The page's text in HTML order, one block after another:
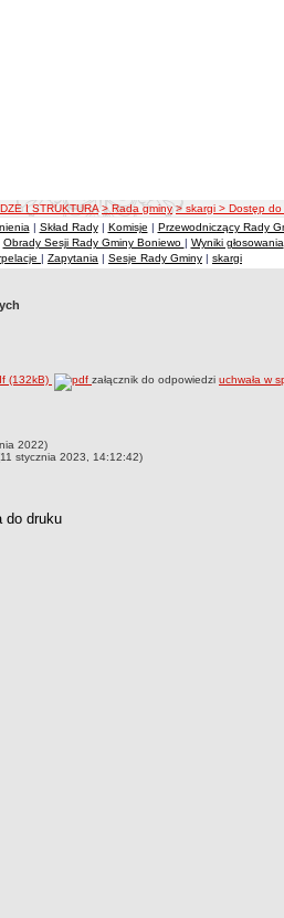
I STRUKTURA > Rada gminy > skargi > Dostęp do
| Skład Rady| Komisje | Przewodniczący Rady
Obrady Sesji Rady Gminy Boniewo | Wyniki głosowania
| Zapytania | Sesje Rady Gminy | skargi
(132kB) załącznik do odpowiedzi uchwała w
2022)
stycznia 2023, 14:12:42)